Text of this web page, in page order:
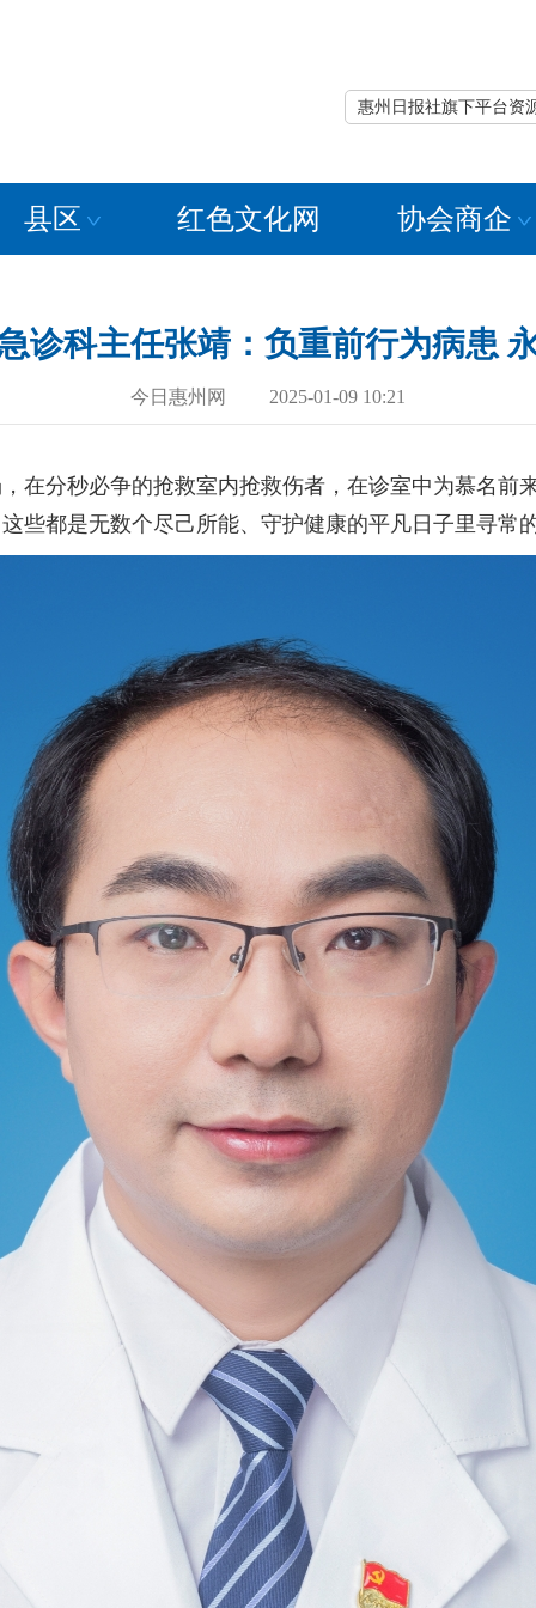
惠州日报社旗下平台资
县区 红色文化网 协会商企
诊科主任张靖：负重前行为病患
今日惠州网 2025-01-09 10:21
分秒必争的抢救室内抢救伤者，在诊室中为慕名前
都是无数个尽己所能、守护健康的平凡日子里寻常